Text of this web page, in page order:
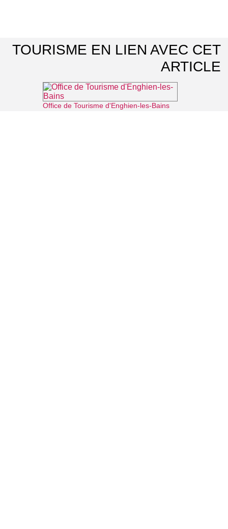
TOURISME EN LIEN AVEC CET
ARTICLE
Office de Tourisme d'Enghien-les-Bains